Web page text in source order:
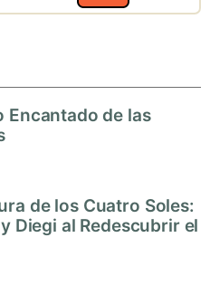
Encantado de las
de los Cuatro Soles:
Diegi al Redescubrir el